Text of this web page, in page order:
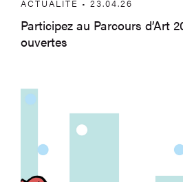
ACTUALITÉ • 23.04.26
Participez au Parcours d’Art
ouvertes
Balade spectacle –